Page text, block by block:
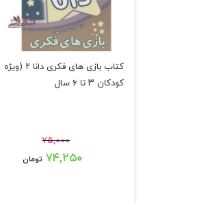
کتاب بازی های فکری دانا ۲ (ویژه
کودکان ۳ تا ۶ سال
۷۵,۰۰۰
قیمت اصلی: ۷۵,۰۰۰ تومان بود.۷۴,۲۵۰ تومان